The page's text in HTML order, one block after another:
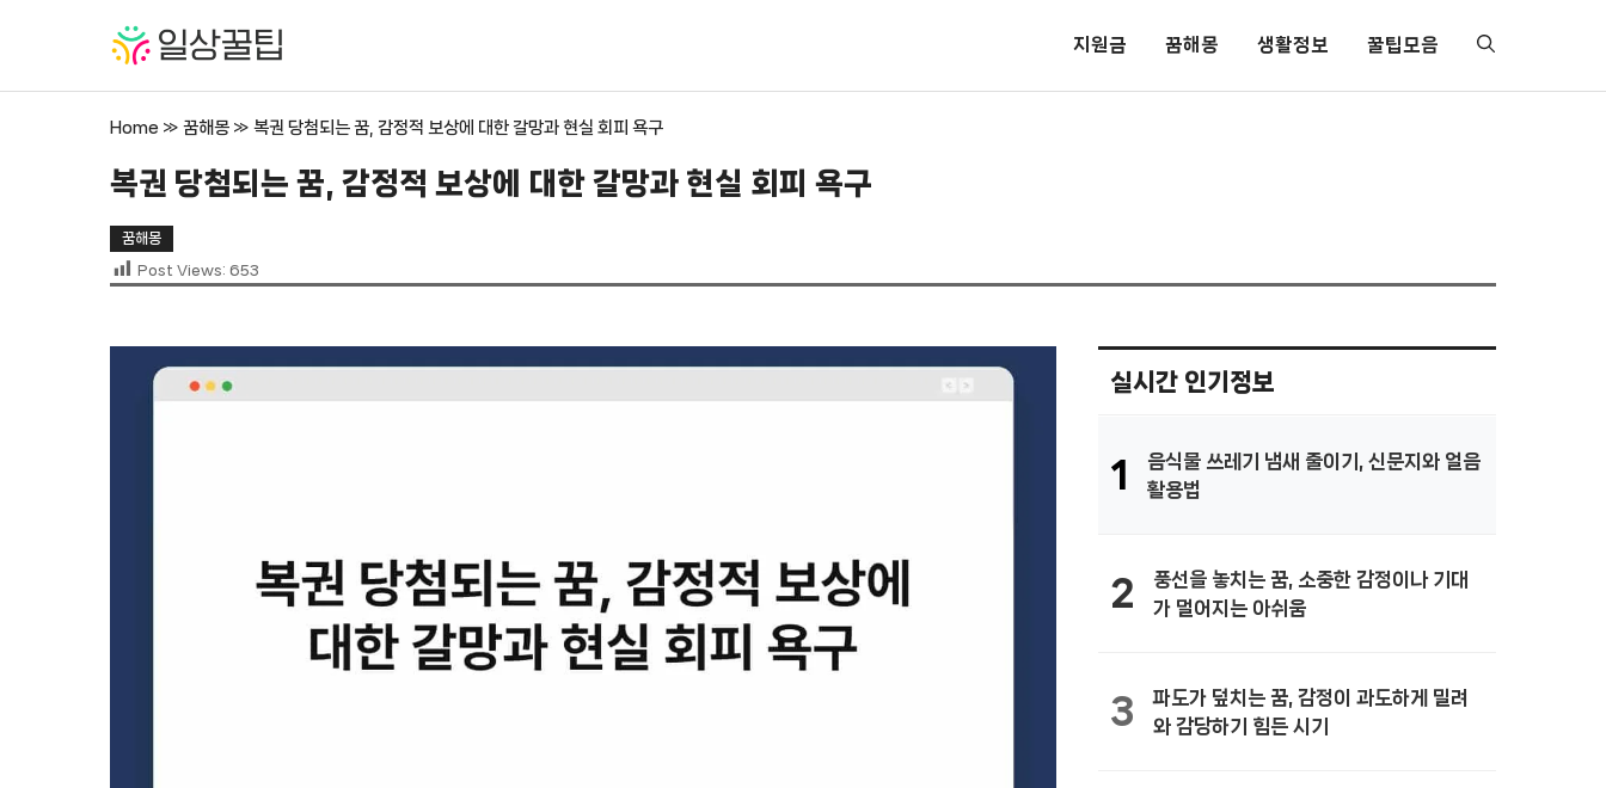
지원금 꿈해몽 생활정보 꿀팁모음
Home » 꿈해몽 » 복권 당첨되는 꿈, 감정적 보상에 대한 갈망과 현실 회피 욕구
복권 당첨되는 꿈, 감정적 보상에 대한 갈망과 현실 회피 욕구
꿈해몽
Post Views: 653
실시간 인기정보
1
음식물 쓰레기 냄새 줄이기, 신문지와 얼음
활용법
2
풍선을 놓치는 꿈, 소중한 감정이나 기대
가 멀어지는 아쉬움
3
파도가 덮치는 꿈, 감정이 과도하게 밀려
와 감당하기 힘든 시기